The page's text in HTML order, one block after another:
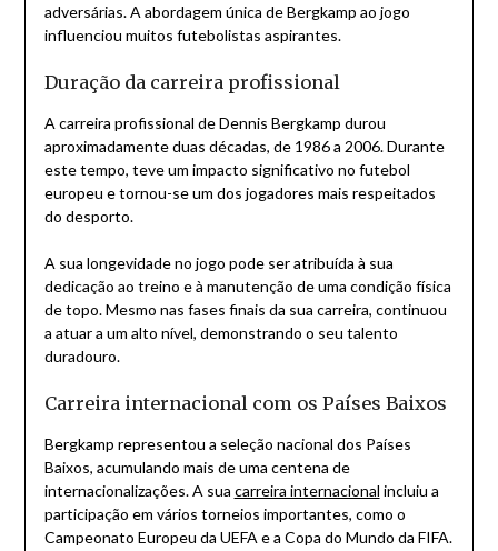
adversárias. A abordagem única de Bergkamp ao jogo
influenciou muitos futebolistas aspirantes.
Duração da carreira profissional
A carreira profissional de Dennis Bergkamp durou
aproximadamente duas décadas, de 1986 a 2006. Durante
este tempo, teve um impacto significativo no futebol
europeu e tornou-se um dos jogadores mais respeitados
do desporto.
A sua longevidade no jogo pode ser atribuída à sua
dedicação ao treino e à manutenção de uma condição física
de topo. Mesmo nas fases finais da sua carreira, continuou
a atuar a um alto nível, demonstrando o seu talento
duradouro.
Carreira internacional com os Países Baixos
Bergkamp representou a seleção nacional dos Países
Baixos, acumulando mais de uma centena de
internacionalizações. A sua carreira internacional incluiu a
participação em vários torneios importantes, como o
Campeonato Europeu da UEFA e a Copa do Mundo da FIFA.